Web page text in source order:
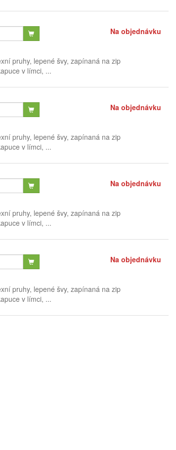
Na objednávku
pruhy, lepené švy, zapínaná na zip
v límci, ...
Na objednávku
pruhy, lepené švy, zapínaná na zip
v límci, ...
Na objednávku
pruhy, lepené švy, zapínaná na zip
v límci, ...
Na objednávku
pruhy, lepené švy, zapínaná na zip
v límci, ...